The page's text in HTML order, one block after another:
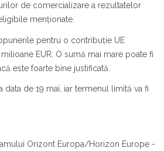
de comercializare a rezultatelor
menționate.
pentru o contribuție UE
EUR. O sumă mai mare poate fi
este foarte bine justificată.
data de 19 mai, iar termenul limită va fi
Orizont Europa/Horizon Europe -